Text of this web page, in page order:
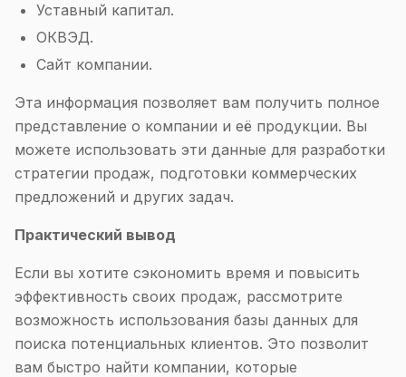
Уставный капитал.
ОКВЭД.
Сайт компании.
Эта информация позволяет вам получить полное
представление о компании и её продукции. Вы
можете использовать эти данные для разработки
стратегии продаж, подготовки коммерческих
предложений и других задач.
Практический вывод
Если вы хотите сэкономить время и повысить
эффективность своих продаж, рассмотрите
возможность использования базы данных для
поиска потенциальных клиентов. Это позволит
вам быстро найти компании, которые